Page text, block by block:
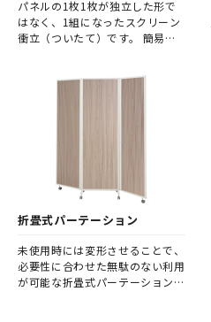
パネルの1枚1枚が独立した形で
はなく、1組になったスクリーン
衝立（ついたて）です。 簡易的
折畳式パーテーション
未使用時には変形させることで、
必要性に合わせた無駄のない利用
が可能な折畳式パーテーションで